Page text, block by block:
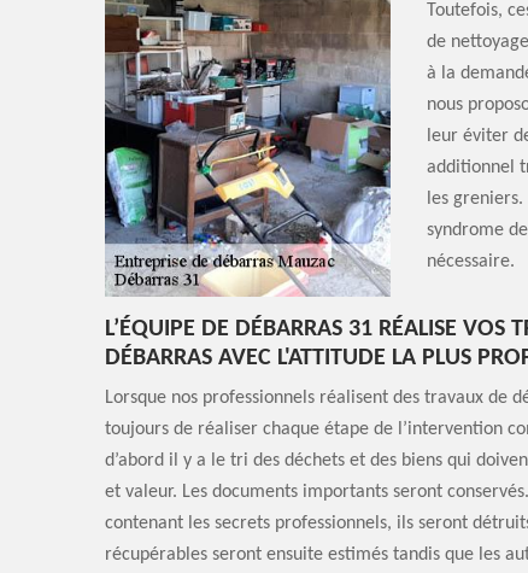
Toutefois,
de
à la
nous
leur éviter
additionnel
les
syndrome
nécessaire.
L’ÉQUIPE DE DÉBARRAS 31 RÉALISE VOS
DÉBARRAS AVEC L'ATTITUDE LA PLUS
Lorsque nos professionnels réalisent des travaux de
toujours de réaliser chaque étape de l’intervention
d’abord il y a le tri des déchets et des biens qui
et valeur. Les documents importants seront
contenant les secrets professionnels, ils seront
récupérables seront ensuite estimés tandis que les